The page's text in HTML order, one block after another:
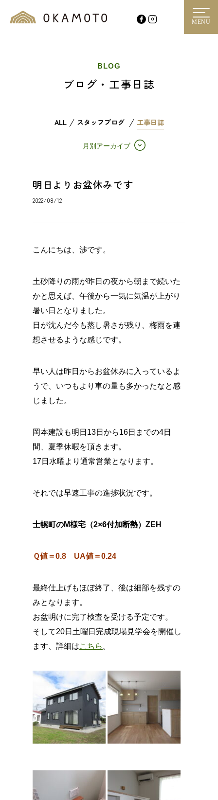
MENU
BLOG
ブログ・工事日誌
ALL スタッフブログ 工事日誌
月別アーカイブ
明日よりお盆休みです
2022/08/12
こんにちは、渉です。
土砂降りの雨が昨日の夜から朝まで続いた
かと思えば、午後から一気に気温が上がり
暑い日となりました。
日が沈んだ今も蒸し暑さが残り、梅雨を連
想させるような感じです。
早い人は昨日からお盆休みに入っているよ
うで、いつもより車の量も多かったなと感
じました。
岡本建設も明日13日から16日までの4日
間、夏季休暇を頂きます。
17日水曜より通常営業となります。
それでは早速工事の進捗状況です。
士幌町のM様宅（2×6付加断熱）ZEH
Ｑ値＝0.8 UA値＝0.24
最終仕上げもほぼ終了、後は細部を残すの
みとなります。
お盆明けに完了検査を受ける予定です。
そして20日土曜日完成現場見学会を開催し
ます、詳細はこちら 。